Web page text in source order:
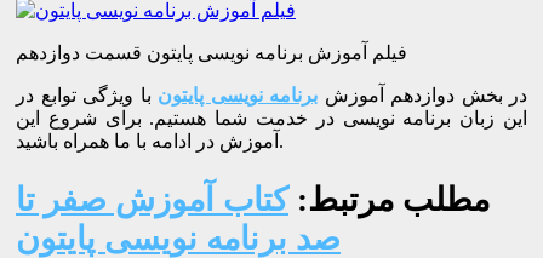
فیلم آموزش برنامه نویسی پایتون قسمت دوازدهم
در بخش دوازدهم آموزش برنامه نویسی پایتون با ویژگی توابع در
این زبان برنامه نویسی در خدمت شما هستیم. برای شروع این
آموزش در ادامه با ما همراه باشید.
مطلب مرتبط:کتاب آموزش صفر تا
صد برنامه نویسی پایتون